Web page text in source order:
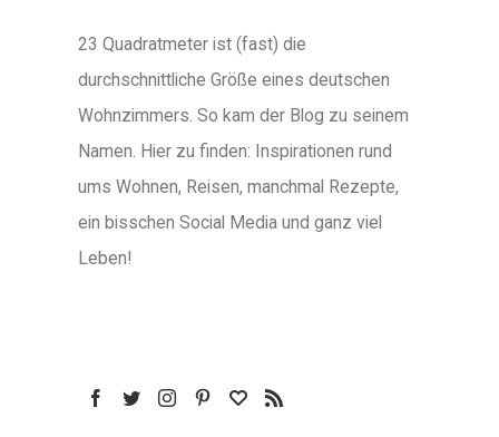
23 Quadratmeter ist (fast) die
durchschnittliche Größe eines deutschen
Wohnzimmers. So kam der Blog zu seinem
Namen. Hier zu finden: Inspirationen rund
ums Wohnen, Reisen, manchmal Rezepte,
ein bisschen Social Media und ganz viel
Leben!